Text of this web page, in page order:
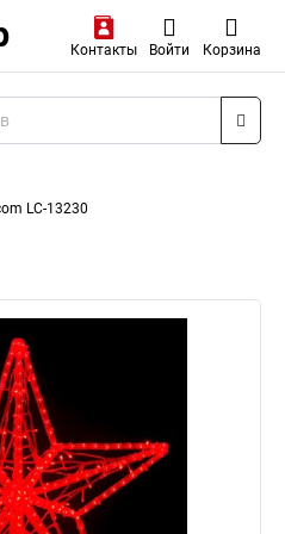
Контакты Войти Корзина
LC-13230